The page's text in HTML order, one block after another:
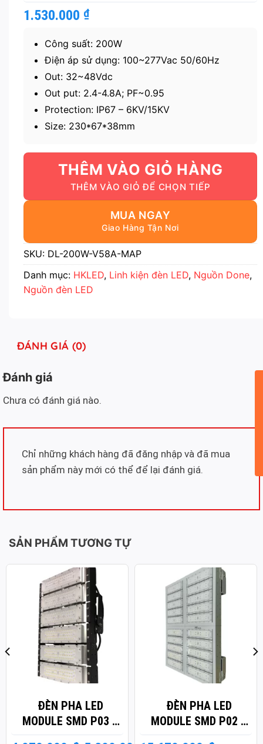
1.530.000 ₫
Công suất: 200W
Điện áp sử dụng: 100~277Vac 50/60Hz
Out: 32~48Vdc
Out put: 2.4-4.8A; PF~0.95
Protection: IP67 – 6KV/15KV
Size: 230*67*38mm
THÊM VÀO GIỎ HÀNG
MUA NGAY
SKU: DL-200W-V58A-MAP
Danh mục: HKLED, Linh kiện đèn LED, Nguồn Done,
Nguồn đèn LED
ĐÁNH GIÁ (0)
Đánh giá
Chưa có đánh giá nào.
Chỉ những khách hàng đã đăng nhập và đã mua
sản phẩm này mới có thể để lại đánh giá.
SẢN PHẨM TƯƠNG TỰ
ĐÈN PHA LED
MODULE SMD P03 –
CÔNG SUẤT 300W
ĐÈN PHA LED
MODULE SMD P02 –
CÔNG SUẤT 1000W